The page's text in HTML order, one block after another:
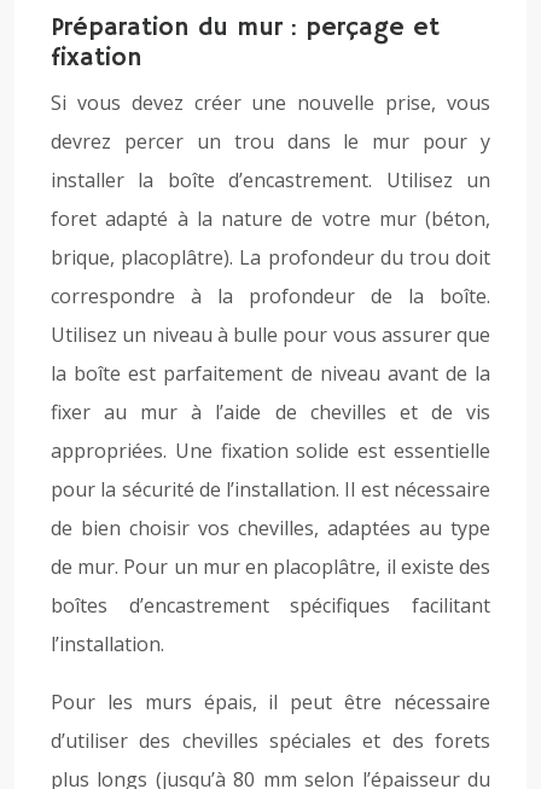
Préparation du mur : perçage et
fixation
Si vous devez créer une nouvelle prise, vous
devrez percer un trou dans le mur pour y
installer la boîte d’encastrement. Utilisez un
foret adapté à la nature de votre mur (béton,
brique, placoplâtre). La profondeur du trou doit
correspondre à la profondeur de la boîte.
Utilisez un niveau à bulle pour vous assurer que
la boîte est parfaitement de niveau avant de la
fixer au mur à l’aide de chevilles et de vis
appropriées. Une fixation solide est essentielle
pour la sécurité de l’installation. Il est nécessaire
de bien choisir vos chevilles, adaptées au type
de mur. Pour un mur en placoplâtre, il existe des
boîtes d’encastrement spécifiques facilitant
l’installation.
Pour les murs épais, il peut être nécessaire
d’utiliser des chevilles spéciales et des forets
plus longs (jusqu’à 80 mm selon l’épaisseur du